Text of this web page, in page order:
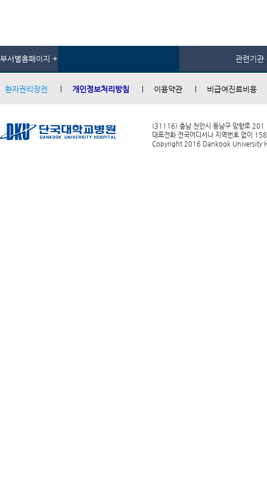
부서별홈페이지 + 관련기관
환자권리장전 개인정보처리방침 이용약관 비급여진료비용
(31116) 충남 천안시 동남구 망향로 201
대표전화 전국어디서나 지역번호 없이
Copyright 2016 Dankook University